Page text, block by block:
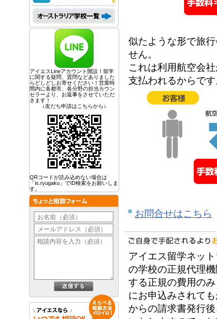
似たような形で旅
せん。
これは利用航空会
支払われるからで
お問合せはこちら
アイエス留学ネッ
の学校の正規代理
する正規の費用の
にお申込みされて
からの請求書発行
アイエスLineアカウント開設！留学
に関する疑問、質問などありました
らどしどしお寄せください！営業時
間内に各都市、各分野の担当カウン
セラーより、お返事をさせていただ
きます！
↓友だち申請はこちらから↓
QRコードが読み込めない場合は
「is.ryugaku」でID検索をお願いしま
す。